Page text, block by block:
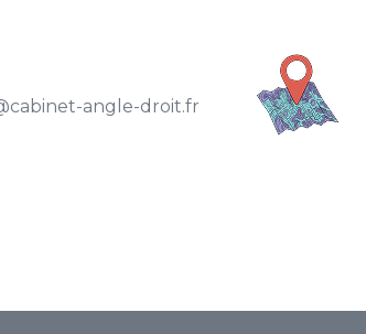
angle-droit.fr